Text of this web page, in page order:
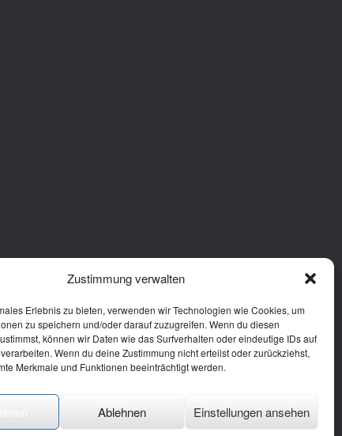
Zustimmung verwalten
Erlebnis zu bieten, verwenden wir Technologien wie Cookies, um
zu speichern und/oder darauf zuzugreifen. Wenn du diesen
können wir Daten wie das Surfverhalten oder eindeutige IDs auf
Wenn du deine Zustimmung nicht erteilst oder zurückziehst,
Merkmale und Funktionen beeinträchtigt werden.
Ablehnen Einstellungen ansehen